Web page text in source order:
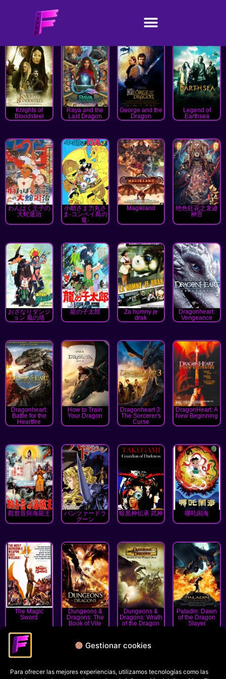
Gestionar cookies
Para ofrecer las mejores experiencias, utilizamos tecnologías como las
Knights of
Bloodsteel
Raya and the
Last Dragon
George and the
Dragon
Legend of
Earthsea
わんぱく王子の
大蛇退治
小助さま力丸さ
ま-コンペイ島の
竜-
Magikland
绝色狂花之龙迹
神宫
おざなりダンジ
ョン 風の塔
龍の子太郎
Za humny je
drak
Dragonheart:
Vengeance
Dragonheart:
Battle for the
Heartfire
How to Train
Your Dragon
Dragonheart 3:
The Sorcerer's
Curse
DragonHeart: A
New Beginning
觀世音與海龍王
パンツァードラ
グーン
暗黒神伝承 武神 哪吒闹海
The Magic
Sword
Dungeons &
Dragons: The
Book of Vile
Dungeons &
Dragons: Wrath
of the Dragon
Paladin: Dawn
of the Dragon
Slayer
« Anterior 1 2 3 Siguiente »
Política de privacidad